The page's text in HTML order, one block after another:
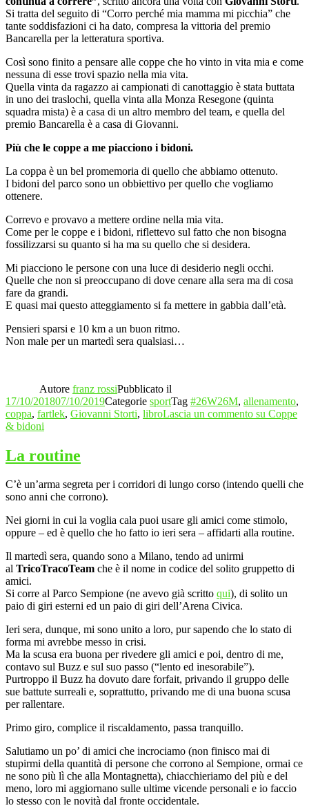
Si tratta del seguito di “Corro perché mia mamma mi picchia” che
tante soddisfazioni ci ha dato, compresa la vittoria del premio
Bancarella per la letteratura sportiva.
Così sono finito a pensare alle coppe che ho vinto in vita mia e come
nessuna di esse trovi spazio nella mia vita.
Quella vinta da ragazzo ai campionati di canottaggio è stata buttata
in uno dei traslochi, quella vinta alla Monza Resegone (quinta
squadra mista) è a casa di un altro membro del team, e quella del
premio Bancarella è a casa di Giovanni.
Più che le coppe a me piacciono i bidoni.
La coppa è un bel promemoria di quello che abbiamo ottenuto.
I bidoni del parco sono un obbiettivo per quello che vogliamo
ottenere.
Correvo e provavo a mettere ordine nella mia vita.
Come per le coppe e i bidoni, riflettevo sul fatto che non bisogna
fossilizzarsi su quanto si ha ma su quello che si desidera.
Mi piacciono le persone con una luce di desiderio negli occhi.
Quelle che non si preoccupano di dove cenare alla sera ma di cosa
fare da grandi.
E quasi mai questo atteggiamento si fa mettere in gabbia dall’età.
Pensieri sparsi e 10 km a un buon ritmo.
Non male per un martedì sera qualsiasi…
Autore franz rossiPubblicato il
17/10/201807/10/2019Categorie sportTag #26W26M, allenamento,
coppa, fartlek, Giovanni Storti, libroLascia un commento su Coppe
& bidoni
La routine
C’è un’arma segreta per i corridori di lungo corso (intendo quelli che
sono anni che corrono).
Nei giorni in cui la voglia cala puoi usare gli amici come stimolo,
oppure – ed è quello che ho fatto io ieri sera – affidarti alla routine.
Il martedì sera, quando sono a Milano, tendo ad unirmi
al TricoTracoTeam che è il nome in codice del solito gruppetto di
amici.
Si corre al Parco Sempione (ne avevo già scritto qui), di solito un
paio di giri esterni ed un paio di giri dell’Arena Civica.
Ieri sera, dunque, mi sono unito a loro, pur sapendo che lo stato di
forma mi avrebbe messo in crisi.
Ma la scusa era buona per rivedere gli amici e poi, dentro di me,
contavo sul Buzz e sul suo passo (“lento ed inesorabile”).
Purtroppo il Buzz ha dovuto dare forfait, privando il gruppo delle
sue battute surreali e, soprattutto, privando me di una buona scusa
per rallentare.
Primo giro, complice il riscaldamento, passa tranquillo.
Salutiamo un po’ di amici che incrociamo (non finisco mai di
stupirmi della quantità di persone che corrono al Sempione, ormai ce
ne sono più lì che alla Montagnetta), chiacchieriamo del più e del
meno, loro mi aggiornano sulle ultime vicende personali e io faccio
lo stesso con le novità dal fronte occidentale.